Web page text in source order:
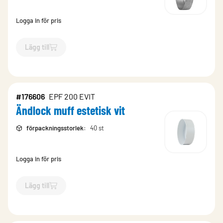
Logga in för pris
Lägg till
`$Lägg till
#176606 EPF 200 EVIT
Ändlock muff estetisk vit
förpackningsstorlek: 40 st
Logga in för pris
Lägg till
`$Lägg till